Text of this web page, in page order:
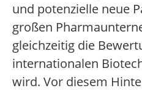
und potenzielle neue
großen
gleichzeitig die
internationalen
wird. Vor diesem